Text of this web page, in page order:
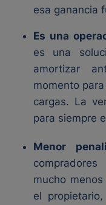
esa ganancia
Es una
es una
amortizar
momento
cargas. La
para siempre
Menor
mucho
el